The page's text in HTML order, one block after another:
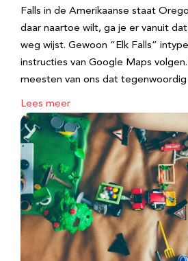
Falls in de Amerikaanse staat
daar naartoe wilt, ga je er vanuit
weg wijst. Gewoon “Elk Falls”
instructies van Google Maps
meesten van ons dat
Lees meer